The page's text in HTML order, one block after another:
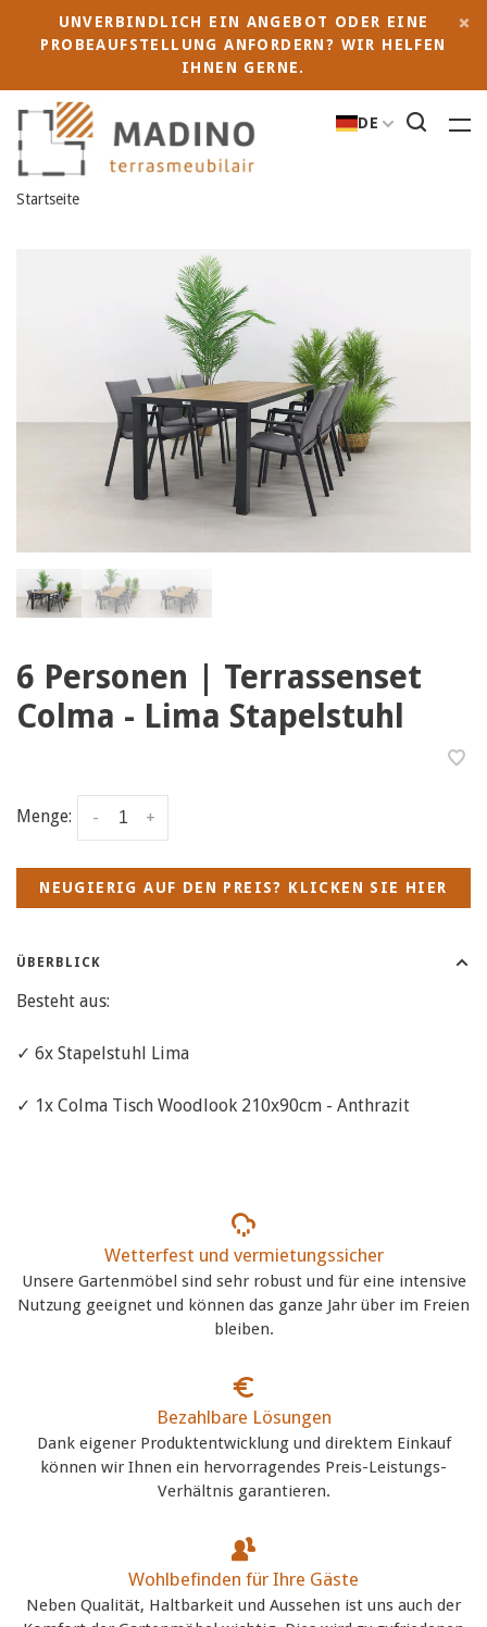
UNVERBINDLICH EIN ANGEBOT ODER EINE
PROBEAUFSTELLUNG ANFORDERN? WIR HELFEN
IHNEN GERNE.
DE
Startseite
6 Personen | Terrassenset
Colma - Lima Stapelstuhl
Menge: +
-
NEUGIERIG AUF DEN PREIS? KLICKEN SIE HIER
ÜBERBLICK
Besteht aus:
✓ 6x Stapelstuhl Lima
✓ 1x Colma Tisch Woodlook 210x90cm - Anthrazit
Wetterfest und vermietungssicher
Unsere Gartenmöbel sind sehr robust und für eine intensive
Nutzung geeignet und können das ganze Jahr über im Freien
bleiben.
Bezahlbare Lösungen
Dank eigener Produktentwicklung und direktem Einkauf
können wir Ihnen ein hervorragendes Preis-Leistungs-
Verhältnis garantieren.
Wohlbefinden für Ihre Gäste
Neben Qualität, Haltbarkeit und Aussehen ist uns auch der